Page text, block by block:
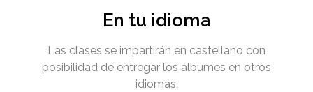
En tu idioma
Las clases se impartirán en castellano con
posibilidad de entregar los álbumes en otros
idiomas.